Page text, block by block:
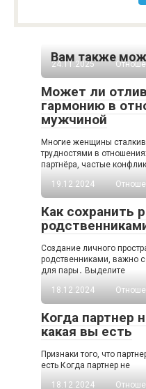
Вам также
24.11.2025
Может ли
гармонию в
мужчиной
Многие женщины
трудностями в
партнёра, частые
19.12.2024
Как сохранить
Создание личного
родственниками, важно
для пары․ Выделите
18.12.2024
Когда партнер
какая вы есть
Признаки того, что
есть Когда партнер не
18.12.2024